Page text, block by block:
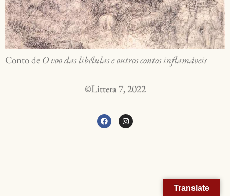
Conto de O voo das libélulas e outros contos inflamáveis
©Littera 7, 2022
Translate